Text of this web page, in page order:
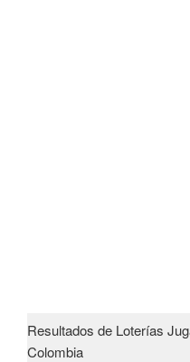
Resultados de Loterías
Colombia